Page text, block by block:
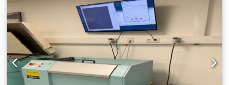
funktionel stand. Hvorfor vælge COSMOLINE 900?
COSMOLINE 900 er en inline vaske- og tørreenhed til
fotopolymerplader. Den er designet til at forenkle og
accelerere pladefremstillingen og sikrer samtidig
ensartede resultater i topkvalitet. ✅ Fuldt automatiseret
inline-proces – operatøren indsætter pladen, og maskinen
transporterer, vasker og tørrer den automatisk. ✅
Overlegen rengøring – kraftig vandstråle med